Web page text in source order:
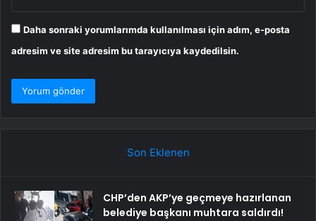
Daha sonraki yorumlarımda kullanılması için adım, e-posta
adresim ve site adresim bu tarayıcıya kaydedilsin.
Son Eklenen
CHP’den AKP’ye geçmeye hazırlanan
belediye başkanı muhtara saldırdı!